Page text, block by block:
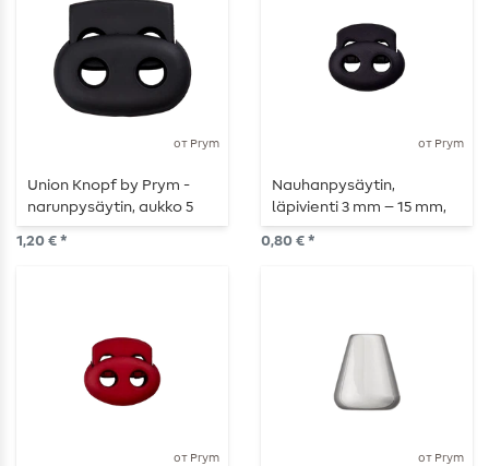
от Prym
Union Knopf by Prym -
narunpysäytin, aukko 5
mm, 25 mm, musta
1,20 € *
от Prym
Nauhanpysäytin,
läpivienti 3 mm – 15 mm,
musta
0,80 € *
от Prym от Prym